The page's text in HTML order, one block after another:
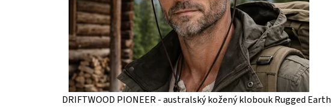
DRIFTWOOD PIONEER - australský kožený klobouk Rugged Earth